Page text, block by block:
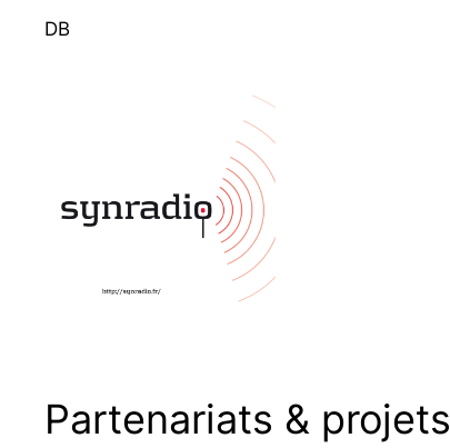
DB
Partenariats & projets